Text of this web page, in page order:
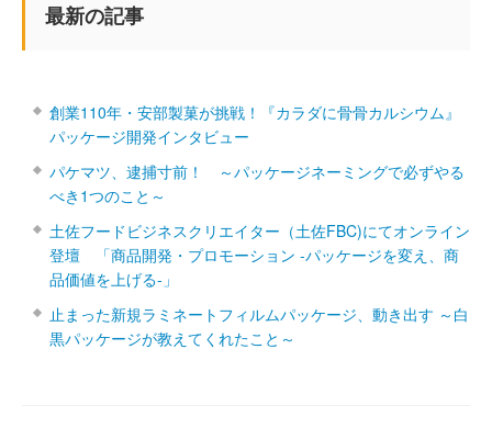
最新の記事
創業110年・安部製菓が挑戦！『カラダに骨骨カルシウム』
パッケージ開発インタビュー
パケマツ、逮捕寸前！ ～パッケージネーミングで必ずやる
べき1つのこと～
土佐フードビジネスクリエイター（土佐FBC)にてオンライン
登壇 「商品開発・プロモーション ‐パッケージを変え、商
品価値を上げる‐」
止まった新規ラミネートフィルムパッケージ、動き出す ～白
黒パッケージが教えてくれたこと～